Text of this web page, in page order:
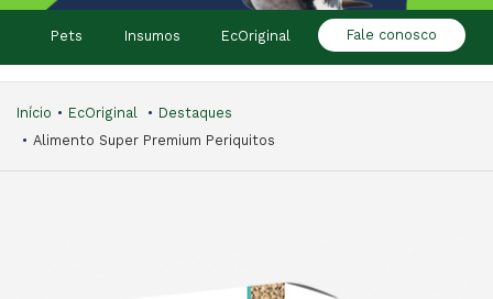
Pets Insumos EcOriginal Fale conosco
Início EcOriginal
Destaques
Alimento Super Premium Periquitos